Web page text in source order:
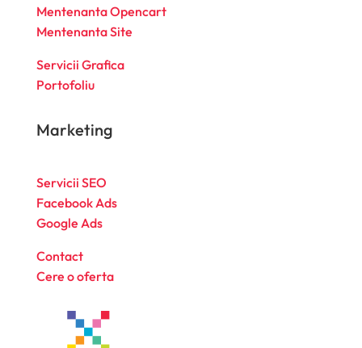
Mentenanta Opencart
Mentenanta Site
Servicii Grafica
Portofoliu
Marketing
Servicii SEO
Facebook Ads
Google Ads
Contact
Cere o oferta